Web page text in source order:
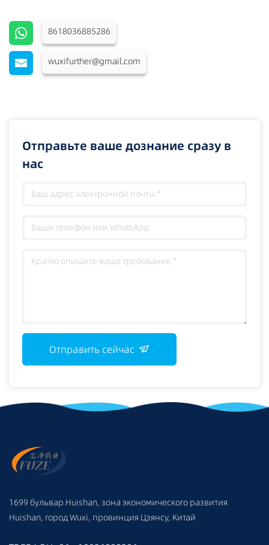
8618036885286
wuxifurther@gmail.com
Отправьте ваше дознание сразу в
нас
Отправить сейчас
1699 бульвар Huishan, зона экономического развития
Huishan, город Wuxi, провинция Цзянсу, Китай